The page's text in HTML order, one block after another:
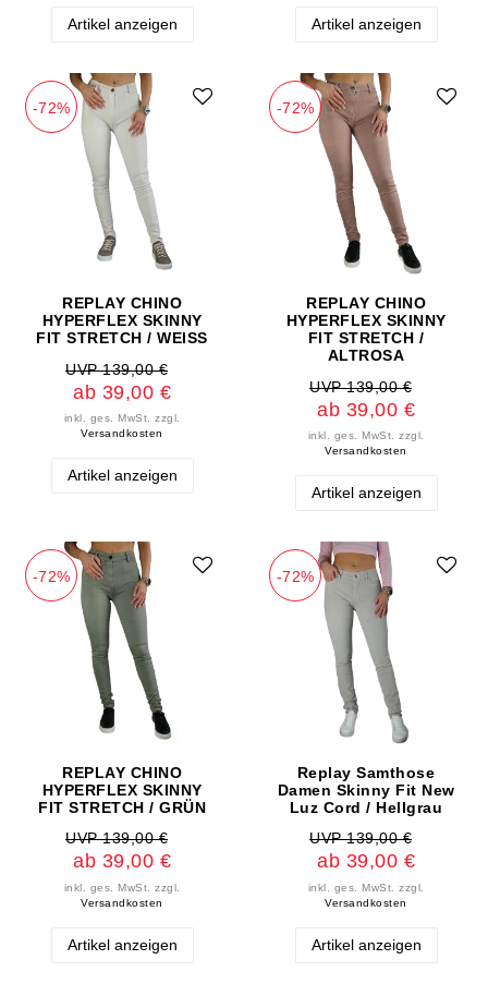
Artikel anzeigen Artikel anzeigen
-72%
REPLAY CHINO
HYPERFLEX SKINNY
FIT STRETCH / WEISS
UVP 139,00 €
ab 39,00 €
inkl. ges. MwSt.
zzgl.
Versandkosten
Artikel anzeigen
-72%
REPLAY CHINO
HYPERFLEX SKINNY
FIT STRETCH /
ALTROSA
UVP 139,00 €
ab 39,00 €
inkl. ges. MwSt.
zzgl.
Versandkosten
Artikel anzeigen
-72%
REPLAY CHINO
HYPERFLEX SKINNY
FIT STRETCH / GRÜN
UVP 139,00 €
ab 39,00 €
inkl. ges. MwSt.
zzgl.
Versandkosten
Artikel anzeigen
-72%
Replay Samthose
Damen Skinny Fit New
Luz Cord / Hellgrau
UVP 139,00 €
ab 39,00 €
inkl. ges. MwSt.
zzgl.
Versandkosten
Artikel anzeigen